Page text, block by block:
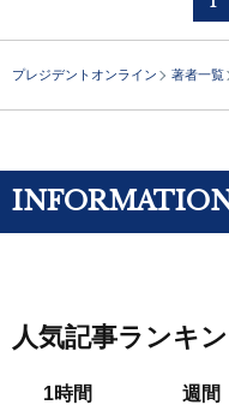
プレジデントオンライン 著者一覧
人気記事ランキ
1時間 週間